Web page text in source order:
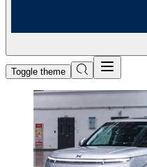
Toggle theme